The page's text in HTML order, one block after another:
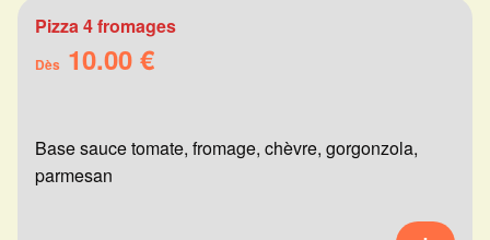
Pizza 4 fromages
Dès 10.00 €
Base sauce tomate, fromage, chèvre, gorgonzola,
parmesan